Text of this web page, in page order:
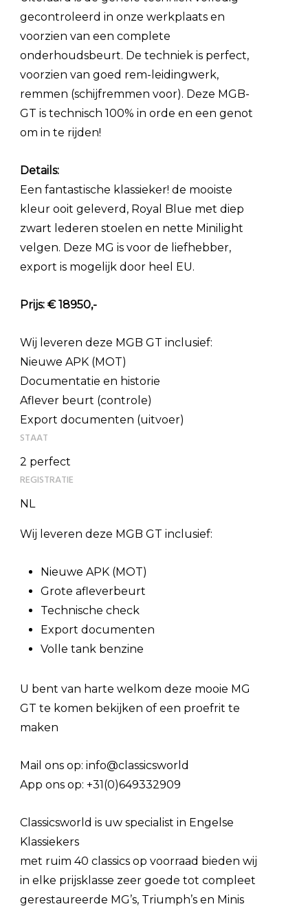
gecontroleerd in onze werkplaats en
voorzien van een complete
onderhoudsbeurt. De techniek is perfect,
voorzien van goed rem-leidingwerk,
remmen (schijfremmen voor). Deze MGB-
GT is technisch 100% in orde en een genot
om in te rijden!
Details:
Een fantastische klassieker! de mooiste
kleur ooit geleverd, Royal Blue met diep
zwart lederen stoelen en nette Minilight
velgen. Deze MG is voor de liefhebber,
export is mogelijk door heel EU.
Prijs: € 18950,-
Wij leveren deze MGB GT inclusief:
Nieuwe APK (MOT)
Documentatie en historie
Aflever beurt (controle)
Export documenten (uitvoer)
STAAT
2 perfect
REGISTRATIE
NL
Wij leveren deze MGB GT inclusief:
Nieuwe APK (MOT)
Grote afleverbeurt
Technische check
Export documenten
Volle tank benzine
U bent van harte welkom deze mooie MG
GT te komen bekijken of een proefrit te
maken
Mail ons op: info@classicsworld
App ons op: +31(0)649332909
Classicsworld is uw specialist in Engelse
Klassiekers
met ruim 40 classics op voorraad bieden wij
in elke prijsklasse zeer goede tot compleet
gerestaureerde MG’s, Triumph’s en Minis